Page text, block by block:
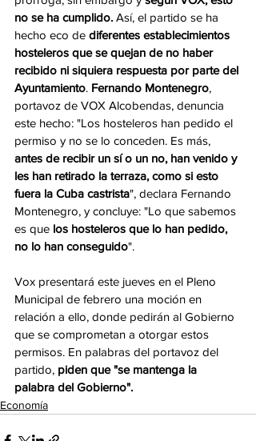
no se ha cumplido. Así, el partido se ha
hecho eco de diferentes establecimientos
hosteleros que se quejan de no haber
recibido ni siquiera respuesta por parte del
Ayuntamiento. Fernando Montenegro,
portavoz de VOX Alcobendas, denuncia
este hecho: "Los hosteleros han pedido el
permiso y no se lo conceden. Es más,
antes de recibir un sí o un no, han venido y
les han retirado la terraza, como si esto
fuera la Cuba castrista", declara Fernando
Montenegro, y concluye: "Lo que sabemos
es que los hosteleros que lo han pedido,
no lo han conseguido".
Vox presentará este jueves en el Pleno
Municipal de febrero una moción en
relación a ello, donde pedirán al Gobierno
que se comprometan a otorgar estos
permisos. En palabras del portavoz del
partido, piden que "se mantenga la
palabra del Gobierno".
Economía